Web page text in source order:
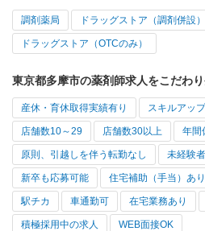
調剤薬局 ドラッグストア（調剤併設）
ドラッグストア（OTCのみ）
東京都多摩市の薬剤師求人をこだわ
産休・育休取得実績有り スキルアップ
店舗数10～29 店舗数30以上 年間
原則、引越しを伴う転勤なし 未経験
新卒も応募可能 住宅補助（手当）あり
駅チカ 車通勤可 在宅業務あり
積極採用中の求人 WEB面接OK